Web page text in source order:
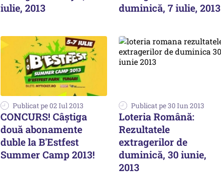
iulie, 2013
duminică, 7 iulie, 2013
Publicat pe 02 Iul 2013
CONCURS! Câștiga
două abonamente
duble la B'Estfest
Summer Camp 2013!
Publicat pe 30 Iun 2013
Loteria Română:
Rezultatele
extragerilor de
duminică, 30 iunie,
2013